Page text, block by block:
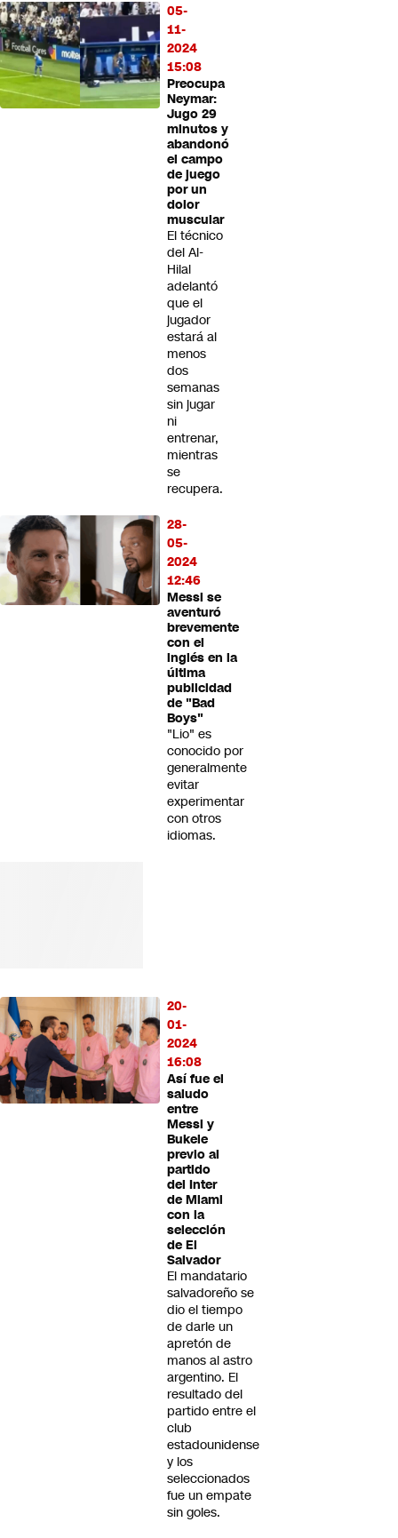
05-
11-
2024
15:08
Preocupa
Neymar:
Jugo 29
minutos y
abandonó
el campo
de juego
por un
dolor
muscular
El técnico
del Al-
Hilal
adelantó
que el
jugador
estará al
menos
dos
semanas
sin jugar
ni
entrenar,
mientras
se
recupera.
28-
05-
2024
12:46
Messi se
aventuró
brevemente
con el
inglés en la
última
publicidad
de "Bad
Boys"
"Lio" es
conocido por
generalmente
evitar
experimentar
con otros
idiomas.
20-
01-
2024
16:08
Así fue el
saludo
entre
Messi y
Bukele
previo al
partido
del Inter
de Miami
con la
selección
de El
Salvador
El mandatario
salvadoreño se
dio el tiempo
de darle un
apretón de
manos al astro
argentino. El
resultado del
partido entre el
club
estadounidense
y los
seleccionados
fue un empate
sin goles.